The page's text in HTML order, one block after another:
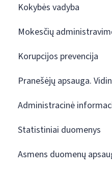
Kokybės vadyba
Mokesčių
Korupcijos prevencija
Pranešėjų apsauga.
Administracinė
Statistiniai duomenys
Asmens duomenų